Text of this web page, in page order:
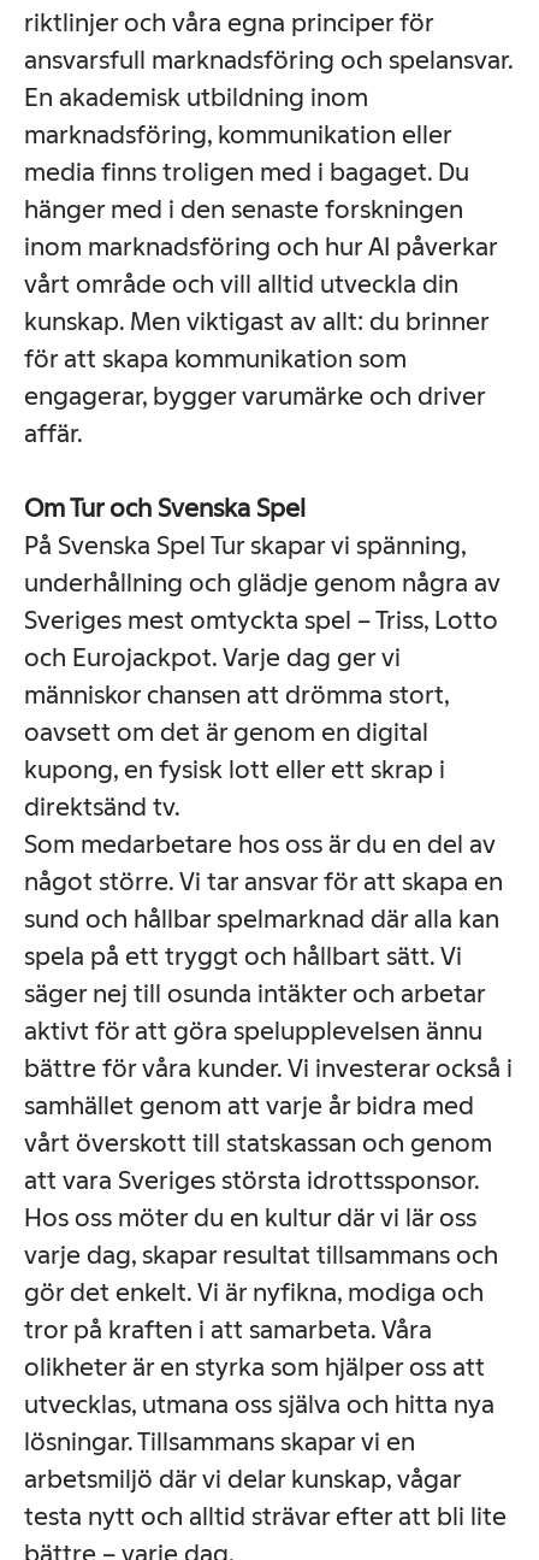
riktlinjer och våra egna principer för
ansvarsfull marknadsföring och spelansvar.
En akademisk utbildning inom
marknadsföring, kommunikation eller
media finns troligen med i bagaget. Du
hänger med i den senaste forskningen
inom marknadsföring och hur AI påverkar
vårt område och vill alltid utveckla din
kunskap. Men viktigast av allt: du brinner
för att skapa kommunikation som
engagerar, bygger varumärke och driver
affär.
Om Tur och Svenska Spel
På Svenska Spel Tur skapar vi spänning,
underhållning och glädje genom några av
Sveriges mest omtyckta spel – Triss, Lotto
och Eurojackpot. Varje dag ger vi
människor chansen att drömma stort,
oavsett om det är genom en digital
kupong, en fysisk lott eller ett skrap i
direktsänd tv.
Som medarbetare hos oss är du en del av
något större. Vi tar ansvar för att skapa en
sund och hållbar spelmarknad där alla kan
spela på ett tryggt och hållbart sätt. Vi
säger nej till osunda intäkter och arbetar
aktivt för att göra spelupplevelsen ännu
bättre för våra kunder. Vi investerar också i
samhället genom att varje år bidra med
vårt överskott till statskassan och genom
att vara Sveriges största idrottssponsor.
Hos oss möter du en kultur där vi lär oss
varje dag, skapar resultat tillsammans och
gör det enkelt. Vi är nyfikna, modiga och
tror på kraften i att samarbeta. Våra
olikheter är en styrka som hjälper oss att
utvecklas, utmana oss själva och hitta nya
lösningar. Tillsammans skapar vi en
arbetsmiljö där vi delar kunskap, vågar
testa nytt och alltid strävar efter att bli lite